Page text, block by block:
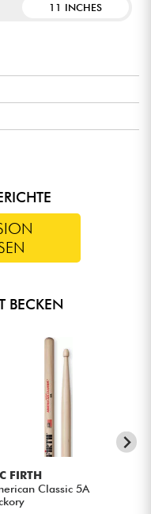
11 INCHES
BECKEN
FIRTH
Classic 5A